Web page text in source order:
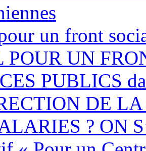
un front
POUR UN
PUBLICS
DE
? ON